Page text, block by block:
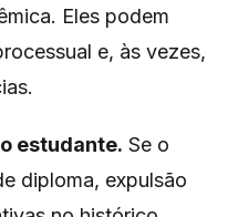
Eles podem
e, às vezes,
estudante. Se o
diploma, expulsão